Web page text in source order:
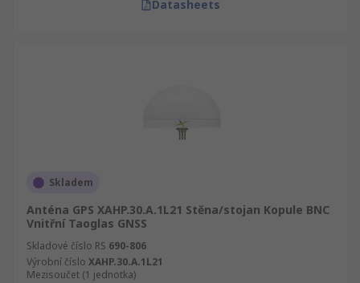
Datasheets
Skladem
Anténa GPS XAHP.30.A.1L21 Stěna/stojan Kopule BNC
Vnitřní Taoglas GNSS
Skladové číslo RS 690-806
Výrobní číslo XAHP.30.A.1L21
Mezisoučet (1 jednotka)